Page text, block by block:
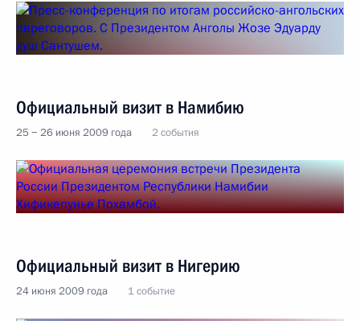
Официальный визит в Намибию
25 − 26 июня 2009 года 2 события
Официальный визит в Нигерию
24 июня 2009 года 1 событие